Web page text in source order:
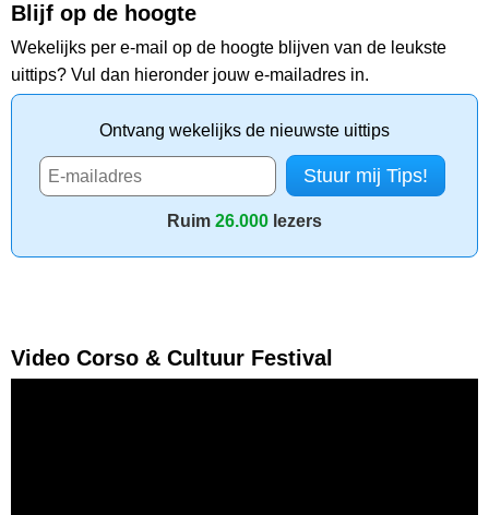
Blijf op de hoogte
Wekelijks per e-mail op de hoogte blijven van de leukste
uittips? Vul dan hieronder jouw e-mailadres in.
Ontvang wekelijks de nieuwste uittips
Ruim 26.000 lezers
Video Corso & Cultuur Festival